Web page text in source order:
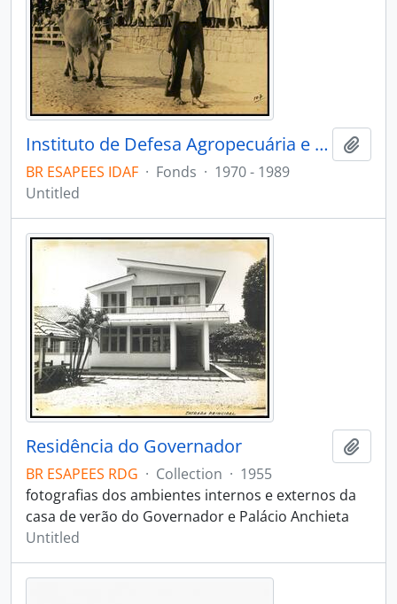
Instituto de Defesa Agropecuária e Florestal do Espírito Santo
BR ESAPEES IDAF · Fonds · 1970 - 1989
Untitled
Residência do Governador
BR ESAPEES RDG · Collection · 1955
fotografias dos ambientes internos e externos da
casa de verão do Governador e Palácio Anchieta
Untitled